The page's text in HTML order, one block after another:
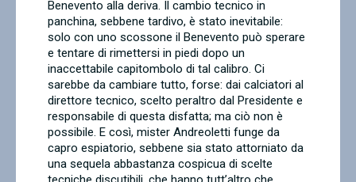
Benevento alla deriva. Il cambio tecnico in
panchina, sebbene tardivo, è stato inevitabile:
solo con uno scossone il Benevento può sperare
e tentare di rimettersi in piedi dopo un
inaccettabile capitombolo di tal calibro. Ci
sarebbe da cambiare tutto, forse: dai calciatori al
direttore tecnico, scelto peraltro dal Presidente e
responsabile di questa disfatta; ma ciò non è
possibile. E così, mister Andreoletti funge da
capro espiatorio, sebbene sia stato attorniato da
una sequela abbastanza cospicua di scelte